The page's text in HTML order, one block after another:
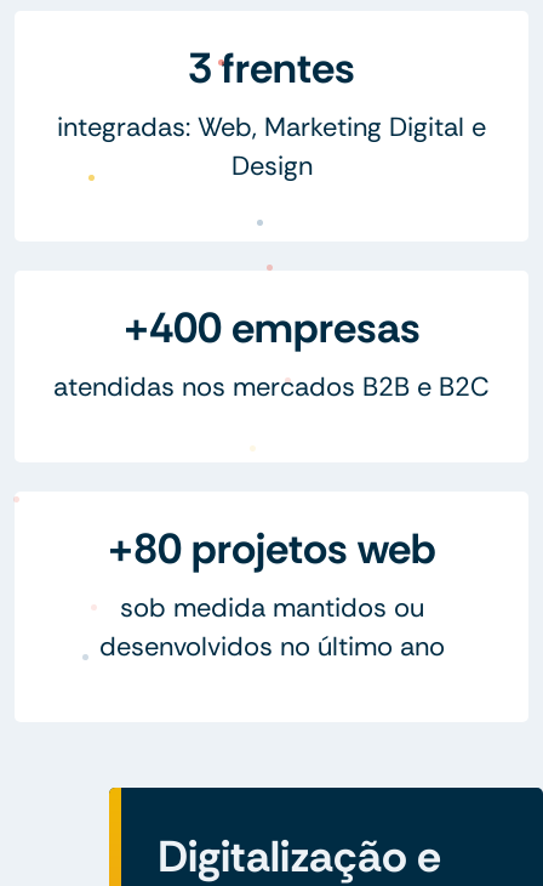
3 frentes
integradas: Web, Marketing Digital e
Design
+400 empresas
atendidas nos mercados B2B e B2C
+80 projetos web
sob medida mantidos ou
desenvolvidos no último ano
Digitalização e